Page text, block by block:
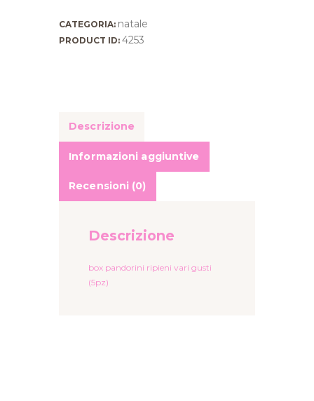
CATEGORIA: natale
PRODUCT ID: 4253
Descrizione
Informazioni aggiuntive
Recensioni (0)
Descrizione
box pandorini ripieni vari gusti
(5pz)